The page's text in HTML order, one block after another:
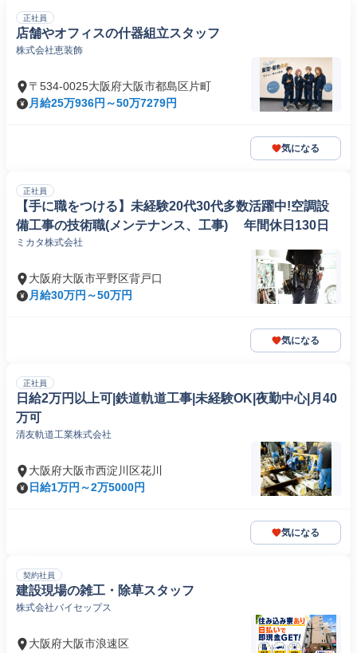
正社員
店舗やオフィスの什器組立スタッフ
株式会社恵装飾
〒534-0025大阪府大阪市都島区片町
月給25万936円～50万7279円
気になる
正社員
【手に職をつける】未経験20代30代多数活躍中!空調設
備工事の技術職(メンテナンス、工事) 年間休日130日
ミカタ株式会社
大阪府大阪市平野区背戸口
月給30万円～50万円
気になる
正社員
日給2万円以上可|鉄道軌道工事|未経験OK|夜勤中心|月40
万可
清友軌道工業株式会社
大阪府大阪市西淀川区花川
日給1万円～2万5000円
気になる
契約社員
建設現場の雑工・除草スタッフ
株式会社バイセップス
大阪府大阪市浪速区